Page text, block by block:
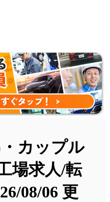
カップル
場求人/転
08/06 更